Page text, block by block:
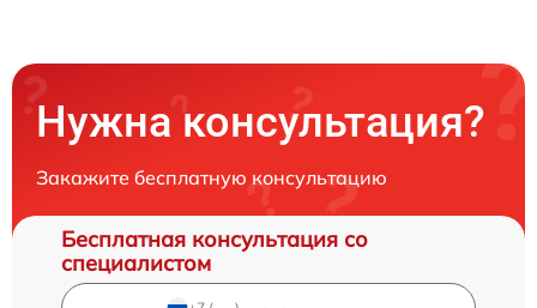
Нужна консультация?
Закажите бесплатную консультацию
Бесплатная консультация со
специалистом